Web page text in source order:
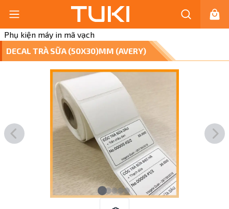
Phụ kiện máy in mã vạch
DECAL TRÀ SỮA (50X30)MM (AVERY)